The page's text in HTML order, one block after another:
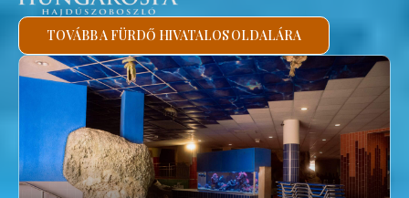
TOVÁBB A FÜRDŐ HIVATALOS OLDALÁRA